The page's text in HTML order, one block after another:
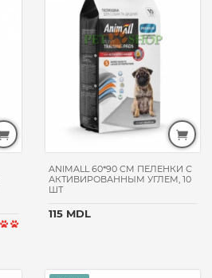
ANIMALL 60*90 CM ПЕЛЕНКИ С
АКТИВИРОВАННЫМ УГЛЕМ, 10
ШТ
115 MDL